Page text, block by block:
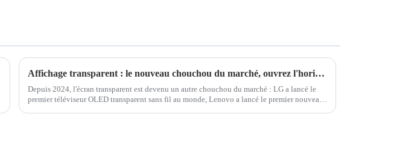
Affichage transparent : le nouveau chouchou du marché, ouvrez l'horizon du futur
Depuis 2024, l'écran transparent est devenu un autre chouchou du marché : LG a lancé le
premier téléviseur OLED transparent sans fil au monde, Lenovo a lancé le premier nouveau